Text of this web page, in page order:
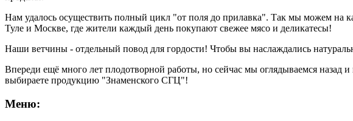
Нам удалось осуществить полный цикл "от поля до прилавка". Так мы можем на
Туле и Москве, где жители каждый день покупают свежее мясо и деликатесы!
Наши ветчины - отдельный повод для гордости! Чтобы вы наслаждались
Впереди ещё много лет плодотворной работы, но сейчас мы оглядываемся
выбираете продукцию "Знаменского СГЦ"!
Меню: